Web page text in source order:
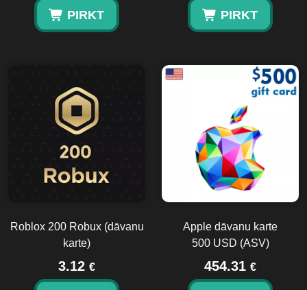
PIRKT PIRKT
Roblox 200 Robux (dāvanu
karte)
3.12 €
Apple dāvanu karte
500 USD (ASV)
454.31 €